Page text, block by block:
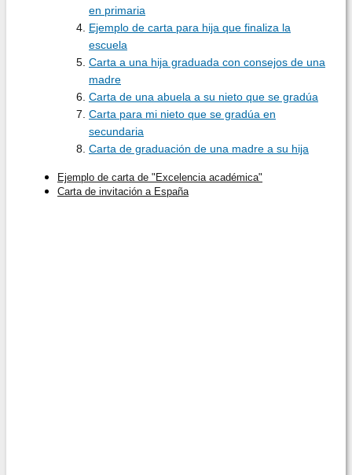
en primaria
Ejemplo de carta para hija que finaliza la
escuela
Carta a una hija graduada con consejos de una
madre
Carta de una abuela a su nieto que se gradúa
Carta para mi nieto que se gradúa en
secundaria
Carta de graduación de una madre a su hija
Ejemplo de carta de "Excelencia académica"
Carta de invitación a España